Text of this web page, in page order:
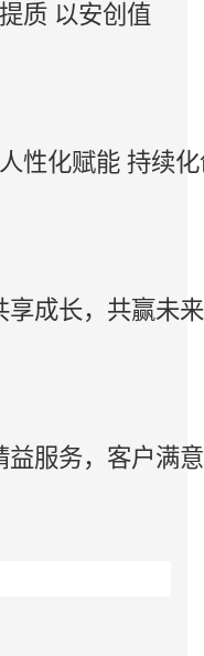
质 以安创值
性化赋能 持续
享成长，共赢未
益服务，客户满